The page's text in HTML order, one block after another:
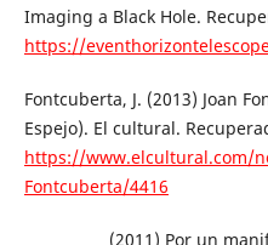
Imaging a Black Hole.
https://
Fontcuberta, J. (2013) Joan
Espejo). El cultural.
https://www.elcultural.com/
Fontcuberta/4416
___________ (2011) Por un